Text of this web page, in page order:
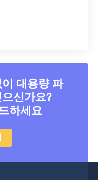
대용량 파
신가요?
하세요